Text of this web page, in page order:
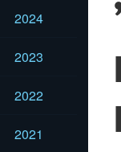
2024
2023
2022
2021